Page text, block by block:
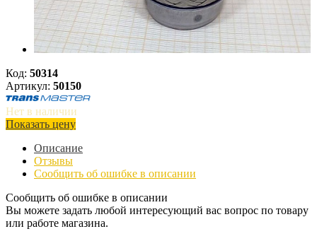
Код: 50314
Артикул: 50150
Нет в наличии
Показать цену
Описание
Отзывы
Сообщить об ошибке в описании
Сообщить об ошибке в описании
Вы можете задать любой интересующий вас вопрос по товару
или работе магазина.